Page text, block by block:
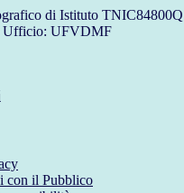
di Istituto TNIC84800Q
Ufficio: UFVDMF
con il Pubblico